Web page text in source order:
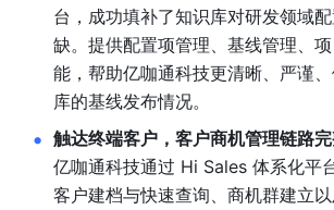
台，成功填补了知识库对研发领域
缺。提供配置项管理、基线管理、
能，帮助亿咖通科技更清晰、严谨
库的基线发布情况。
触达终端客户，客户商机管理链路
亿咖通科技通过 Hi Sales 体系化平
客户建档与快速查询、商机群建立